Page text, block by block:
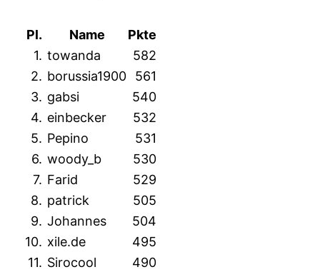
Pl. Name
Pkte
1. towanda
582
2. borussia1900
561
3. gabsi
540
4. einbecker
532
5. Pepino
531
6. woody_b
530
7. Farid
529
8. patrick
505
9. Johannes
504
10. xile.de
495
11. Sirocool
490